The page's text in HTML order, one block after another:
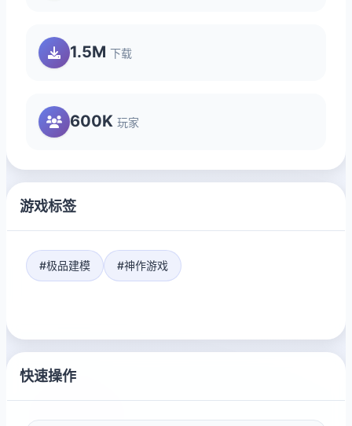
1.5M 下载
600K 玩家
游戏标签
#极品建模 #神作游戏
快速操作